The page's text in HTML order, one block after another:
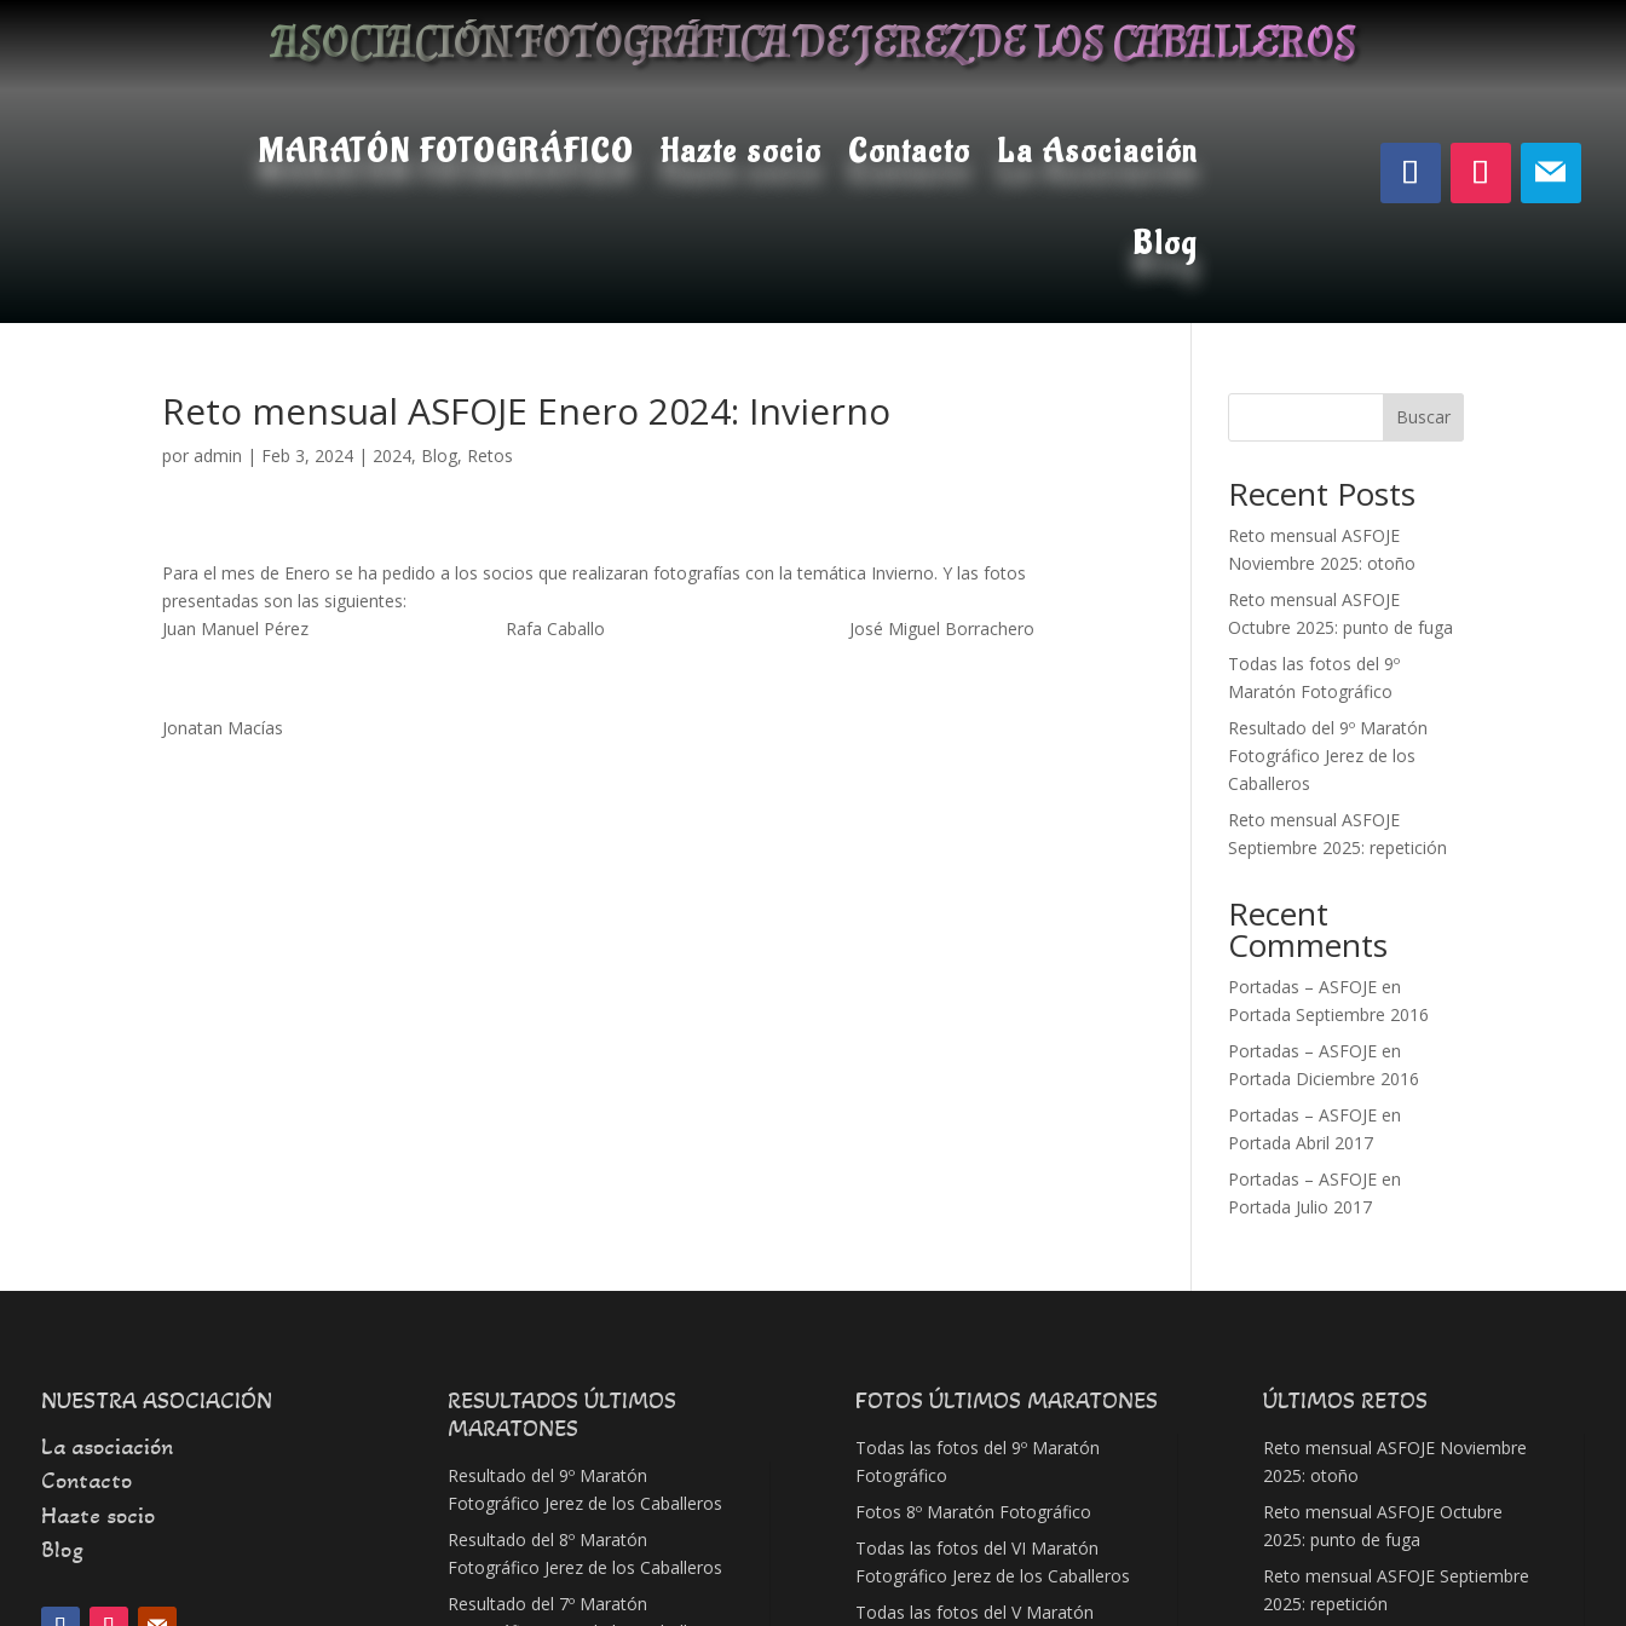
ASOCIACIÓN FOTOGRÁFICA DE JEREZ DE LOS CABALLEROS
MARATÓN FOTOGRÁFICO Hazte socio Contacto La Asociación
Blog
Reto mensual ASFOJE Enero 2024: Invierno
por admin | Feb 3, 2024 | 2024, Blog, Retos
Para el mes de Enero se ha pedido a los socios que realizaran fotografías con la temática Invierno. Y las fotos
presentadas son las siguientes:
Juan Manuel Pérez
Rafa Caballo José Miguel Borrachero
Jonatan Macías
Buscar
Recent Posts
Reto mensual ASFOJE
Noviembre 2025: otoño
Reto mensual ASFOJE
Octubre 2025: punto de fuga
Todas las fotos del 9º
Maratón Fotográfico
Resultado del 9º Maratón
Fotográfico Jerez de los
Caballeros
Reto mensual ASFOJE
Septiembre 2025: repetición
Recent
Comments
Portadas – ASFOJE en
Portada Septiembre 2016
Portadas – ASFOJE en
Portada Diciembre 2016
Portadas – ASFOJE en
Portada Abril 2017
Portadas – ASFOJE en
Portada Julio 2017
NUESTRA ASOCIACIÓN
La asociación
Contacto
Hazte socio
Blog
RESULTADOS ÚLTIMOS
MARATONES
Resultado del 9º Maratón
Fotográfico Jerez de los Caballeros
Resultado del 8º Maratón
Fotográfico Jerez de los Caballeros
Resultado del 7º Maratón
FOTOS ÚLTIMOS MARATONES
Todas las fotos del 9º Maratón
Fotográfico
Fotos 8º Maratón Fotográfico
Todas las fotos del VI Maratón
Fotográfico Jerez de los Caballeros
Todas las fotos del V Maratón
ÚLTIMOS RETOS
Reto mensual ASFOJE Noviembre
2025: otoño
Reto mensual ASFOJE Octubre
2025: punto de fuga
Reto mensual ASFOJE Septiembre
2025: repetición